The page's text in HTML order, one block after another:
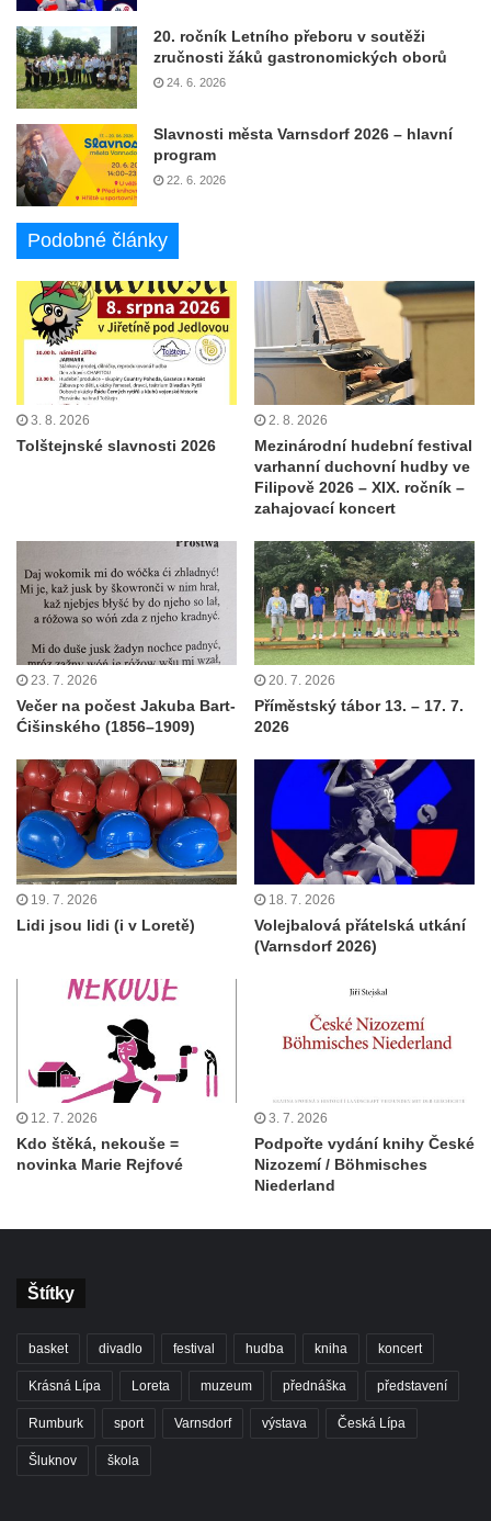
20. ročník Letního přeboru v soutěži
zručnosti žáků gastronomických oborů
24. 6. 2026
Slavnosti města Varnsdorf 2026 – hlavní
program
22. 6. 2026
Podobné články
3. 8. 2026
Tolštejnské slavnosti 2026
2. 8. 2026
Mezinárodní hudební festival
varhanní duchovní hudby ve
Filipově 2026 – XIX. ročník –
zahajovací koncert
23. 7. 2026
Večer na počest Jakuba Bart-
Ćišinského (1856–1909)
20. 7. 2026
Příměstský tábor 13. – 17. 7.
2026
19. 7. 2026
Lidi jsou lidi (i v Loretě)
18. 7. 2026
Volejbalová přátelská utkání
(Varnsdorf 2026)
12. 7. 2026
Kdo štěká, nekouše =
novinka Marie Rejfové
3. 7. 2026
Podpořte vydání knihy České
Nizozemí / Böhmisches
Niederland
Štítky
basket divadlo festival hudba kniha koncert
Krásná Lípa Loreta muzeum přednáška představení
Rumburk sport Varnsdorf výstava Česká Lípa
Šluknov škola